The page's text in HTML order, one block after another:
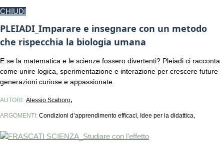
CHIUDI
PLEIADI_Imparare e insegnare con un metodo
che rispecchia la biologia umana
E se la matematica e le scienze fossero divertenti? Pleiadi ci racconta
come unire logica, sperimentazione e interazione per crescere future
generazioni curiose e appassionate.
AUTORI: Alessio Scaboro,
ARGOMENTI: Condizioni d’apprendimento efficaci, Idee per la didattica,